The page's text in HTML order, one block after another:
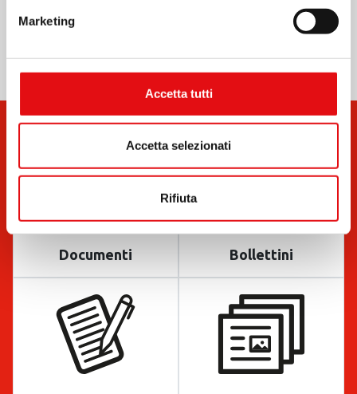
Marketing
Accetta tutti
Accetta selezionati
Rifiuta
Documenti Bollettini